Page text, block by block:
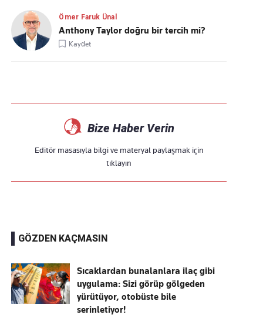
Ömer Faruk Ünal
Anthony Taylor doğru bir tercih mi?
Kaydet
Bize Haber Verin
Editör masasıyla bilgi ve materyal paylaşmak için
tıklayın
GÖZDEN KAÇMASIN
Sıcaklardan bunalanlara ilaç gibi
uygulama: Sizi görüp gölgeden
yürütüyor, otobüste bile
serinletiyor!